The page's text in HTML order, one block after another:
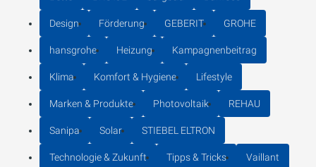
Design Förderung GEBERIT GROHE
hansgrohe Heizung Kampagnenbeitrag
Klima Komfort & Hygiene Lifestyle
Marken & Produkte Photovoltaik REHAU
Sanipa Solar STIEBEL ELTRON
Technologie & Zukunft Tipps & Tricks Vaillant